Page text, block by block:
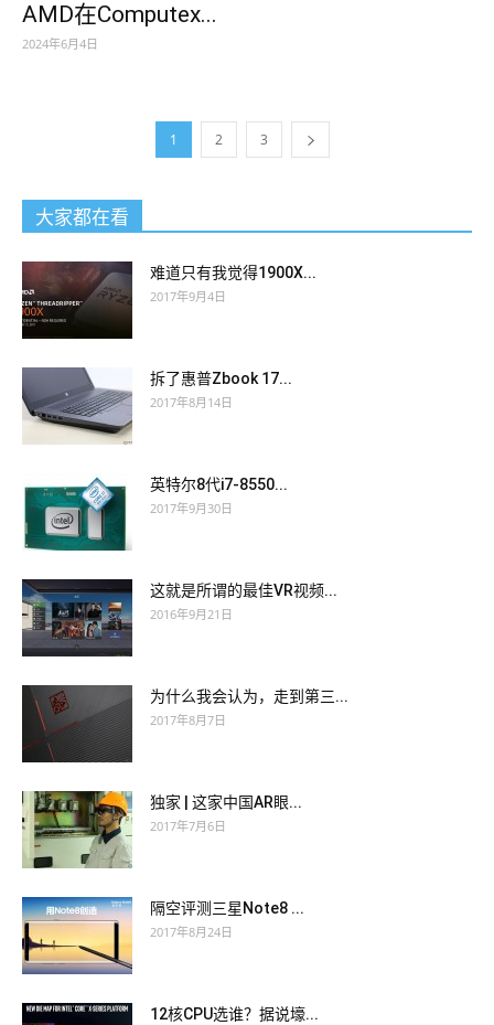
AMD在Computex...
2024年6月4日
1 2 3
大家都在看
难道只有我觉得1900X...
2017年9月4日
拆了惠普Zbook 17...
2017年8月14日
英特尔8代i7-8550...
2017年9月30日
这就是所谓的最佳VR视频...
2016年9月21日
为什么我会认为，走到第三...
2017年8月7日
独家 | 这家中国AR眼...
2017年7月6日
隔空评测三星Note8 ...
2017年8月24日
12核CPU选谁？据说壕...